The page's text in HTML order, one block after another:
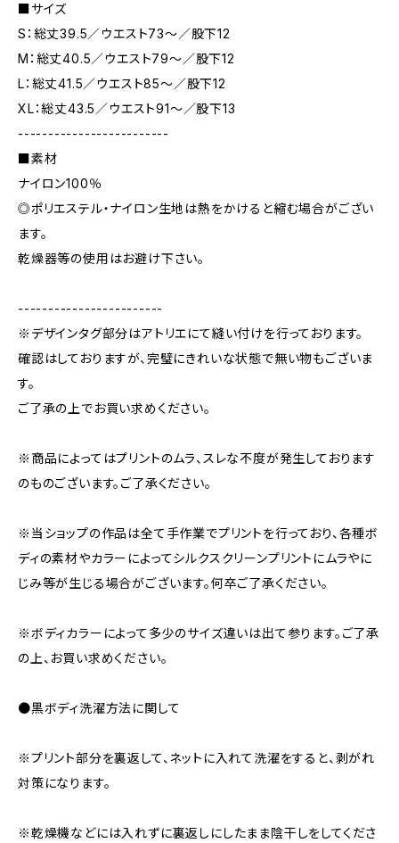
■サイズ
S：総丈39.5／ウエスト73～／股下12
M：総丈40.5／ウエスト79～／股下12
L：総丈41.5／ウエスト85～／股下12
XL：総丈43.5／ウエスト91～／股下13
-------------------------
■素材
ナイロン100％
◎ポリエステル・ナイロン生地は熱をかけると縮む場合がござい
ます。
乾燥器等の使用はお避け下さい。
------------------------
※デザインタグ部分はアトリエにて縫い付けを行っております。
確認はしておりますが、完璧にきれいな状態で無い物もございま
す。
ご了承の上でお買い求めください。
※商品によってはプリントのムラ、スレな不度が発生しております
のものございます。ご了承ください。
※当ショップの作品は全て手作業でプリントを行っており、各種ボ
ディの素材やカラーによってシルクスクリーンプリントにムラやに
じみ等が生じる場合がございます。何卒ご了承ください。
※ボディカラーによって多少のサイズ違いは出て参ります。ご了承
の上、お買い求めください。
●黒ボディ洗濯方法に関して
※プリント部分を裏返して、ネットに入れて洗濯をすると、剥がれ
対策になります。
※乾燥機などには入れずに裏返しにしたまま陰干しをしてくださ